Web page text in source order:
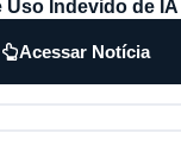
Uso Indevido de
Acessar Notícia